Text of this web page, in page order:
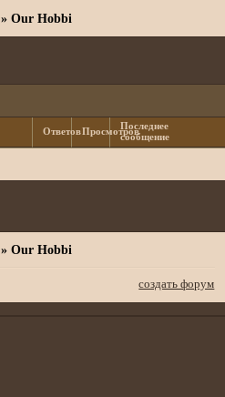
»Our Hobbi
ОтветовПросмотровПоследнее
сообщение
»Our Hobbi
создать форум